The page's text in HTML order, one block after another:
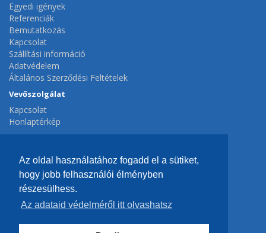
Az oldal használatához fogadd el a sütiket,
hogy jobb felhasználói élményben
részesülhess.
Az adataid védelméről itt olvashatsz
Egyedi igények
Referenciák
Bemutatkozás
Kapcsolat
Szállítási információ
Adatvédelem
Általános Szerződési Feltételek
Vevőszolgálat
Kapcsolat
Honlaptérkép
Extrák
Gyártók
Ajánlatok
Fiók
Hírlevél